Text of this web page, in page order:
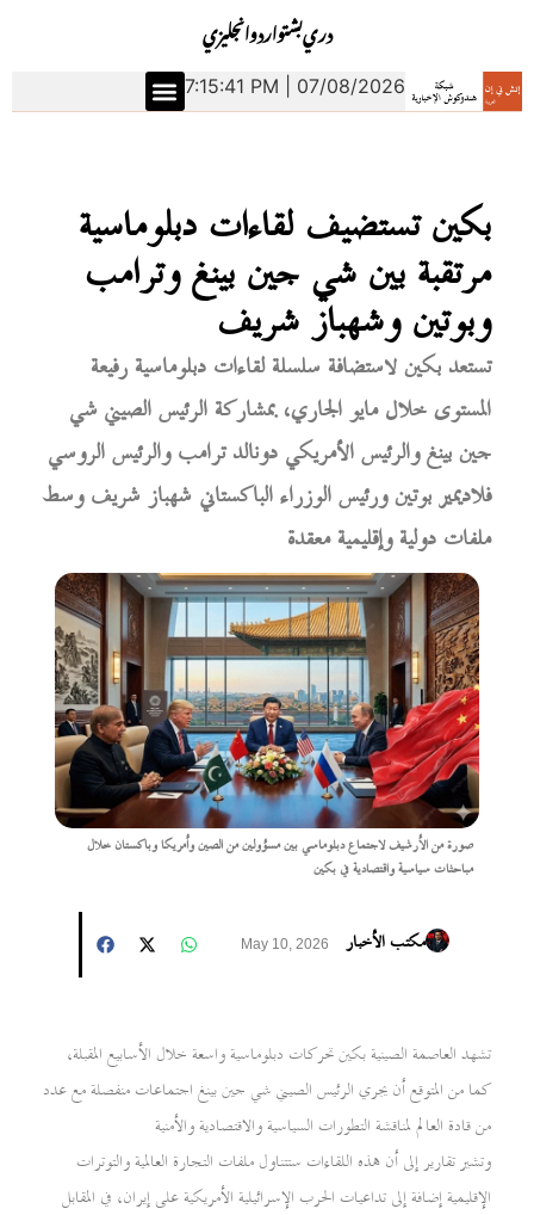
انجليزياردوبشتودري
7:15:42 PM | 07/08/2026
بكين تستضيف لقاءات دبلوماسية
مرتقبة بين شي جين بينغ وترامب
وبوتين وشهباز شريف
تستعد بكين لاستضافة سلسلة لقاءات دبلوماسية رفيعة
المستوى خلال مايو الجاري، بمشاركة الرئيس الصيني شي
جين بينغ والرئيس الأمريكي دونالد ترامب والرئيس الروسي
فلاديمير بوتين ورئيس الوزراء الباكستاني شهباز شريف وسط
ملفات دولية وإقليمية معقدة
صورة من الأرشيف لاجتماع دبلوماسي بين مسؤولين من الصين وأمريكا وباكستان خلال
مباحثات سياسية واقتصادية في بكين
مكتب الأخبار May 10, 2026
تشهد العاصمة الصينية بكين تحركات دبلوماسية واسعة خلال الأسابيع المقبلة،
كما من المتوقع أن يجري الرئيس الصيني شي جين بينغ اجتماعات منفصلة مع عدد
من قادة العالم لمناقشة التطورات السياسية والاقتصادية والأمنية
وتشير تقارير إلى أن هذه اللقاءات ستتناول ملفات التجارة العالمية والتوترات
الإقليمية إضافة إلى تداعيات الحرب الإسرائيلية الأمريكية على إيران، في المقابل